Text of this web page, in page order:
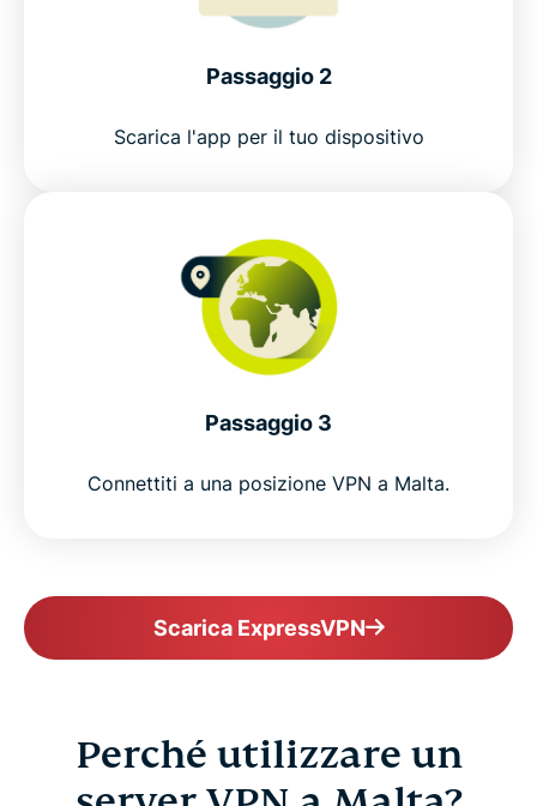
Passaggio 2
Scarica l'app per il tuo dispositivo
Passaggio 3
Connettiti a una posizione VPN a Malta.
Scarica ExpressVPN
Perché utilizzare un